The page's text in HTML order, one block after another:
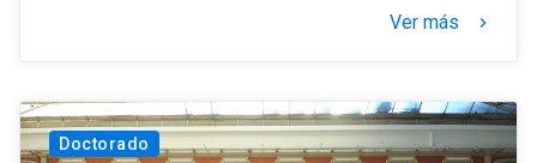
Ver más keyboard_arrow_right
Doctorado